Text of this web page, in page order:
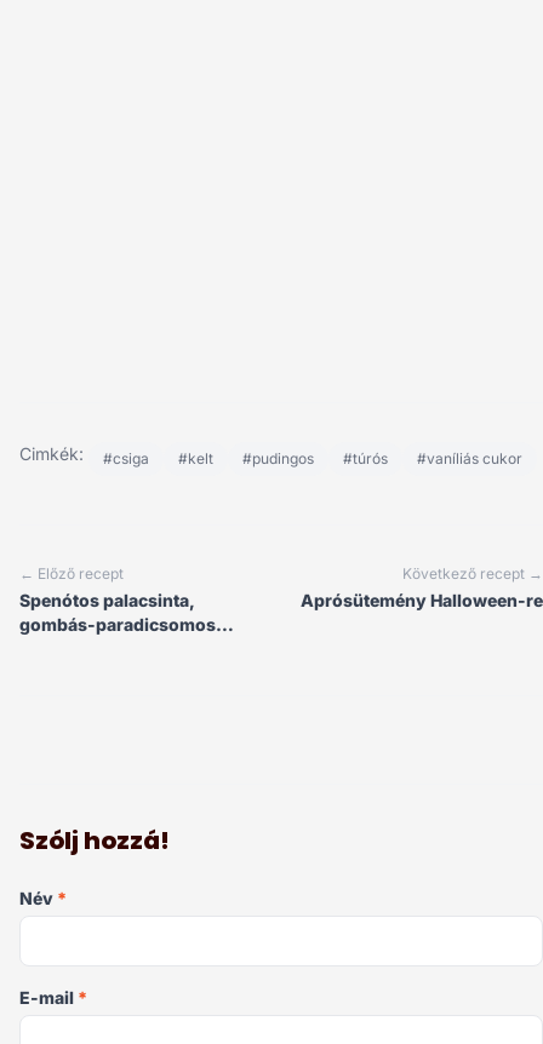
Cimkék: #csiga #kelt #pudingos #túrós #vaníliás cukor
← Előző recept
Spenótos palacsinta,
gombás-paradicsomos
Következő recept →
Aprósütemény Halloween-re
Szólj hozzá!
Név *
E-mail *